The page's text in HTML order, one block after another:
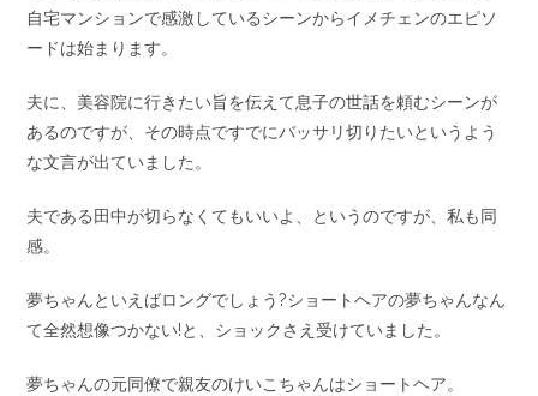
自宅マンションで感激しているシーンからイメチェンのエピソ
ードは始まります。
夫に、美容院に行きたい旨を伝えて息子の世話を頼むシーンが
あるのですが、その時点ですでにバッサリ切りたいというよう
な文言が出ていました。
夫である田中が切らなくてもいいよ、というのですが、私も同
感。
夢ちゃんといえばロングでしょう?ショートヘアの夢ちゃんなん
て全然想像つかない!と、ショックさえ受けていました。
夢ちゃんの元同僚で親友のけいこちゃんはショートヘア。